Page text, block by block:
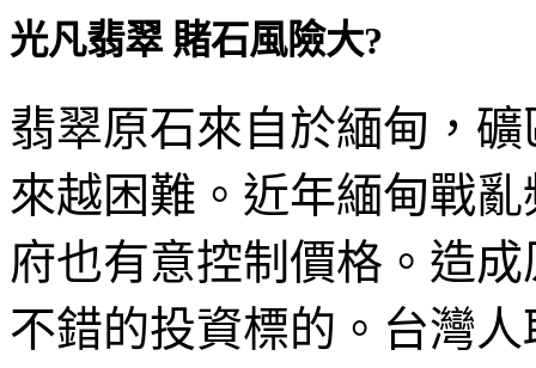
光凡翡翠 賭石風險大?
翡翠原石來自於緬甸，
來越困難。近年緬甸戰
府也有意控制價格。造
不錯的投資標的。台灣